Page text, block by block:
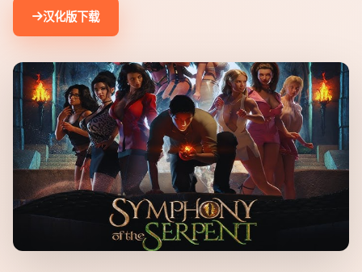
汉化版下载